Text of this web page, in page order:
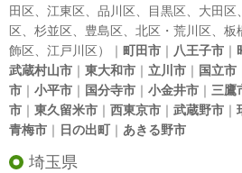
田区
江東区 品川区 目黒区 大田区
区
杉並区 豊島区 北区 ・ 荒川区 板
飾区
江戸川区）｜ 町田市 ｜ 八王子市 ｜
武蔵村山市 ｜ 東大和市 ｜ 立川市 ｜ 国立市
市 ｜ 小平市 ｜ 国分寺市 ｜ 小金井市 ｜ 三鷹
市 ｜ 東久留米市 ｜ 西東京市 ｜ 武蔵野市 ｜
青梅市 ｜ 日の出町｜ あきる野市
埼玉県